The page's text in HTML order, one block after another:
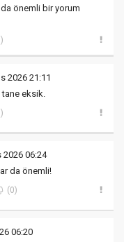
önemli bir yorum
2026 21:11
tane eksik.
06:24
da önemli!
(0)
06:20